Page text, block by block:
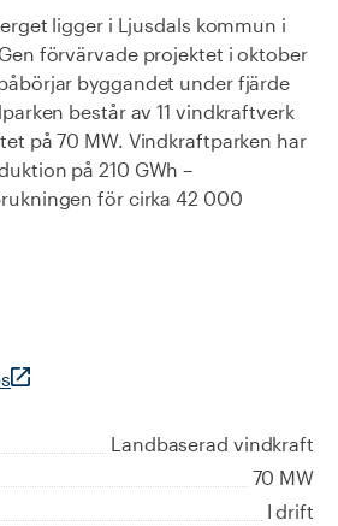
ligger i Ljusdals kommun i
förvärvade projektet i oktober
byggandet under fjärde
består av 11 vindkraftverk
på 70 MW. Vindkraftparken har
på 210 GWh –
för cirka 42 000
Landbaserad vindkraft
70 MW
I drift